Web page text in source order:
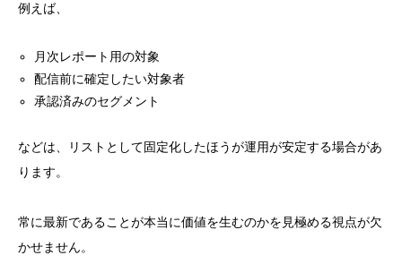
例えば、
月次レポート用の対象
配信前に確定したい対象者
承認済みのセグメント
などは、リストとして固定化したほうが運用が安定する場合があ
ります。
常に最新であることが本当に価値を生むのかを見極める視点が欠
かせません。